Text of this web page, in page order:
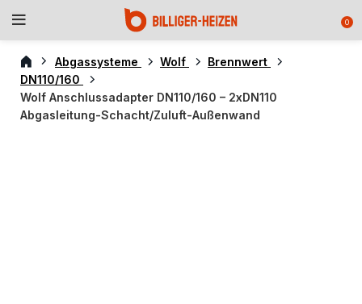
0
Abgassysteme Wolf
Brennwert
DN110/160
Wolf Anschlussadapter DN110/160 – 2xDN110
Abgasleitung-Schacht/Zuluft-Außenwand